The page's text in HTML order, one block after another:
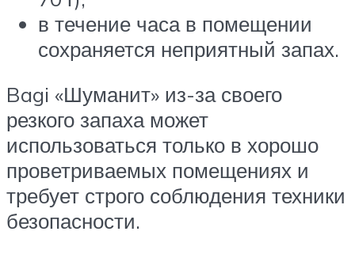
в течение часа в помещении
сохраняется неприятный запах.
Bagi «Шуманит» из-за своего
резкого запаха может
использоваться только в хорошо
проветриваемых помещениях и
требует строго соблюдения техники
безопасности.